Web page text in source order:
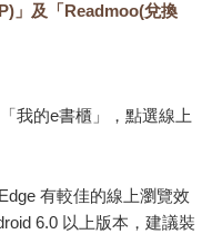
」及「Readmoo(兌換
我的e書櫃」，點選線上
有較佳的線上瀏覽效
6.0 以上版本，建議裝